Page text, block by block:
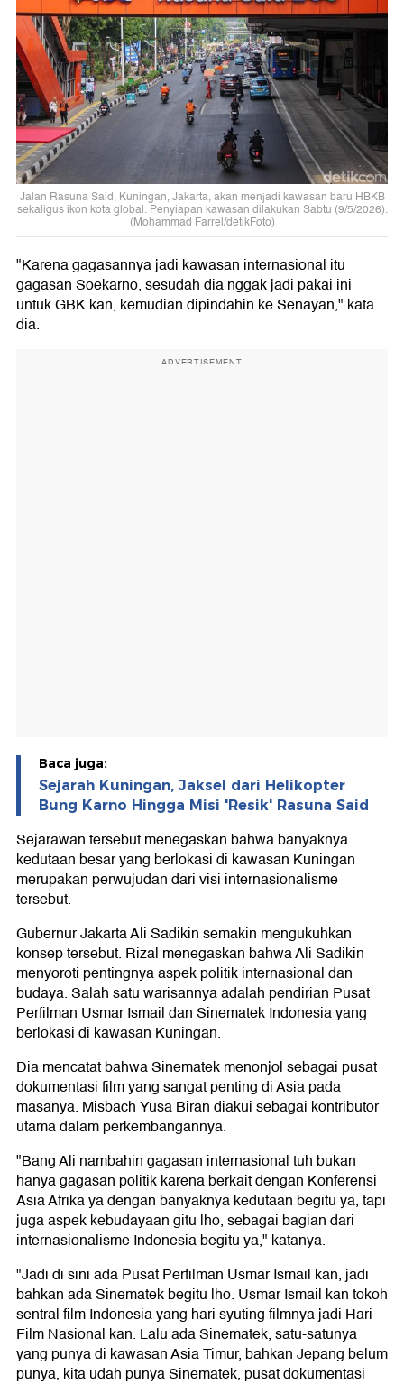
Jalan Rasuna Said, Kuningan, Jakarta, akan menjadi kawasan baru HBKB
sekaligus ikon kota global. Penyiapan kawasan dilakukan Sabtu (9/5/2026).
(Mohammad Farrel/detikFoto)
"Karena gagasannya jadi kawasan internasional itu
gagasan Soekarno, sesudah dia nggak jadi pakai ini
untuk GBK kan, kemudian dipindahin ke Senayan," kata
dia.
ADVERTISEMENT
Baca juga:
Sejarah Kuningan, Jaksel dari Helikopter
Bung Karno Hingga Misi 'Resik' Rasuna Said
Sejarawan tersebut menegaskan bahwa banyaknya
kedutaan besar yang berlokasi di kawasan Kuningan
merupakan perwujudan dari visi internasionalisme
tersebut.
Gubernur Jakarta Ali Sadikin semakin mengukuhkan
konsep tersebut. Rizal menegaskan bahwa Ali Sadikin
menyoroti pentingnya aspek politik internasional dan
budaya. Salah satu warisannya adalah pendirian Pusat
Perfilman Usmar Ismail dan Sinematek Indonesia yang
berlokasi di kawasan Kuningan.
Dia mencatat bahwa Sinematek menonjol sebagai pusat
dokumentasi film yang sangat penting di Asia pada
masanya. Misbach Yusa Biran diakui sebagai kontributor
utama dalam perkembangannya.
"Bang Ali nambahin gagasan internasional tuh bukan
hanya gagasan politik karena berkait dengan Konferensi
Asia Afrika ya dengan banyaknya kedutaan begitu ya, tapi
juga aspek kebudayaan gitu lho, sebagai bagian dari
internasionalisme Indonesia begitu ya," katanya.
"Jadi di sini ada Pusat Perfilman Usmar Ismail kan, jadi
bahkan ada Sinematek begitu lho. Usmar Ismail kan tokoh
sentral film Indonesia yang hari syuting filmnya jadi Hari
Film Nasional kan. Lalu ada Sinematek, satu-satunya
yang punya di kawasan Asia Timur, bahkan Jepang belum
punya, kita udah punya Sinematek, pusat dokumentasi